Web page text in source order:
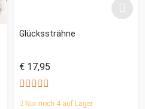
Glückssträhne
€ 17,95
Nur noch 4 auf Lager